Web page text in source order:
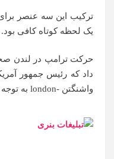
ترکیب این سه عنصر
یک لحظه کوتاه کافی بود.
حرکت ترامپ در لندن
داد که رئیس جمهور
واشنگتن -london به توجه رسانه ها ، اخبار جهان را هدایت کند.